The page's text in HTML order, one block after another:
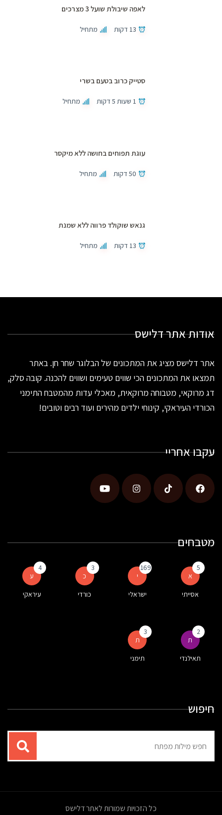
לאפה שיבולת שועל 3 מצרכים
13 דקות מתחיל
סטייק כרוב בטעם בשרי
1 שעות 5 דקות מתחיל
עוגת תפוחים בחושה ללא מיקסר
50 דקות מתחיל
גנאש שוקולד פרווה ללא שמנת
13 דקות מתחיל
אודות אתר דלישס
אתר דלישס מציג את המתכונים של הבלוגר שחר חן. באתר
תמצאו את המתכונים הכי שווים טעימים ושווים להכנה. קובה סלק,
דג מרוקאי, מטבוחה מרוקאית, מאכלי עדות מהמטבח התימני
הכורדי העיראקי, קינוחי ילדים מהירים ועוד רבים וטובים!
עקבו אחריי
מטבחים
א
5
אסייתי
י
169
ישראלי
כ
3
כורדי
ע
4
עיראקי
ת
2
תאילנדי
ת
3
תימני
חיפוש
עבור
כל הזכויות שמורות לאתר דלישס